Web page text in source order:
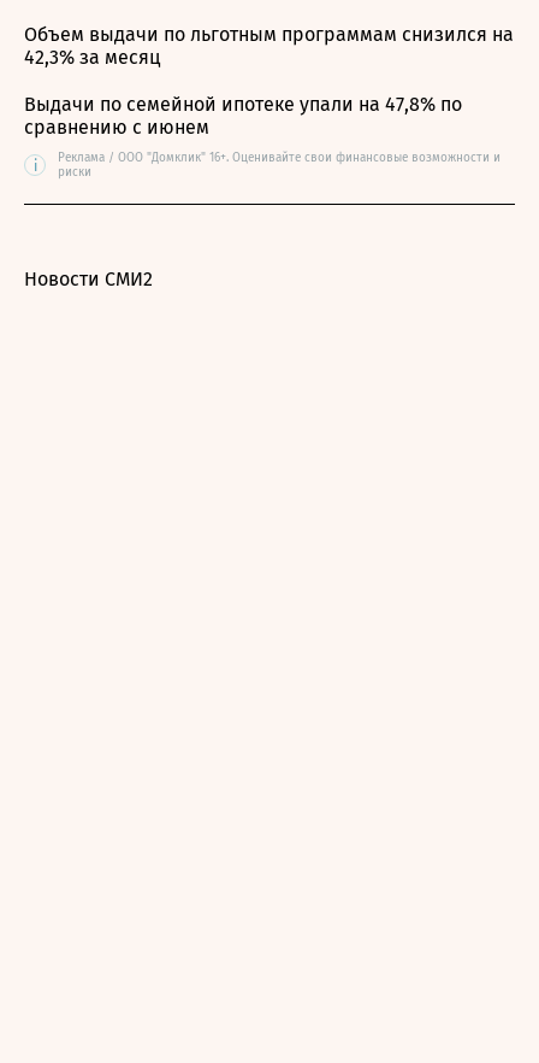
Объем выдачи по льготным программам снизился на
42,3% за месяц
Выдачи по семейной ипотеке упали на 47,8% по
сравнению с июнем
i
Реклама / ООО "Домклик" 16+. Оценивайте свои финансовые возможности и
риски
Новости СМИ2